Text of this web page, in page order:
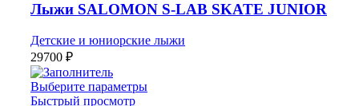
Лыжи SALOMON S-LAB SKATE JUNIOR
Детские и юниорские лыжи
29700 ₽
Выберите параметры
Быстрый просмотр